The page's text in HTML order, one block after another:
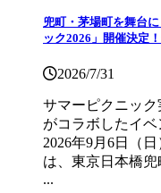
兜町・茅場町を舞台
ック2026」開催決定
2026/7/31
サマーピクニッ
がコラボしたイ
2026年9月6日（
は、東京日本橋
...